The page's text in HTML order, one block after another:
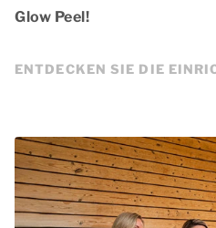
Glow Peel!
ENTDECKEN SIE DIE